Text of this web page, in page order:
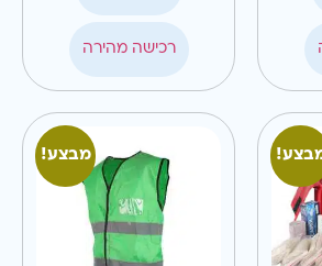
רכישה מהירה
מבצע!